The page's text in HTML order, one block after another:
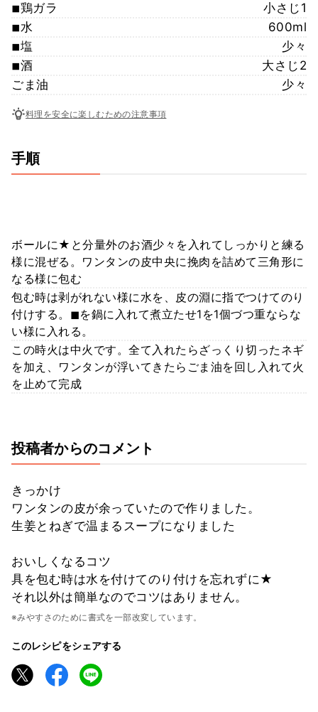
◾︎鶏ガラ
小さじ1
◾︎水
600ml
◾︎塩
少々
◾︎酒
大さじ2
ごま油
少々
料理を安全に楽しむための注意事項
手順
ボールに★と分量外のお酒少々を入れてしっかりと練る
様に混ぜる。ワンタンの皮中央に挽肉を詰めて三角形に
なる様に包む
包む時は剥がれない様に水を、皮の淵に指でつけてのり
付けする。◼︎を鍋に入れて煮立たせ1を1個づつ重ならな
い様に入れる。
この時火は中火です。全て入れたらざっくり切ったネギ
を加え、ワンタンが浮いてきたらごま油を回し入れて火
を止めて完成
投稿者からのコメント
きっかけ
ワンタンの皮が余っていたので作りました。
生姜とねぎで温まるスープになりました
おいしくなるコツ
具を包む時は水を付けてのり付けを忘れずに★
それ以外は簡単なのでコツはありません。
※みやすさのために書式を一部改変しています。
このレシピをシェアする